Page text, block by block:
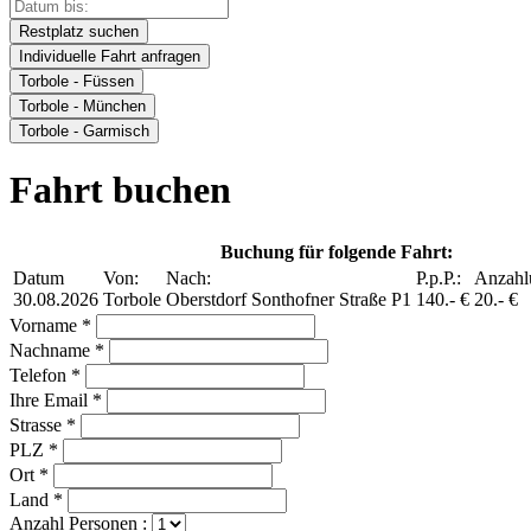
Restplatz suchen
Individuelle Fahrt anfragen
Torbole - Füssen
Torbole - München
Torbole - Garmisch
Fahrt buchen
Buchung für folgende Fahrt:
Datum
30.08.2026
Von:
Torbole
Nach:
Oberstdorf Sonthofner Straße P1
P.p.P.:
140.- € 20.- €
Vorname *
Nachname *
Telefon *
Ihre Email *
Strasse *
PLZ *
Ort *
Land *
Anzahl Personen :